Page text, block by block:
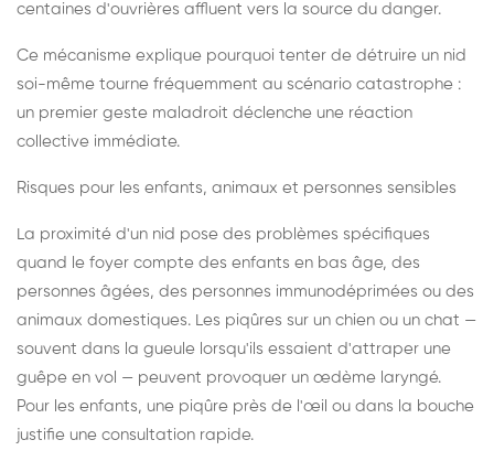
centaines d'ouvrières affluent vers la source du danger.
Ce mécanisme explique pourquoi tenter de détruire un nid
soi-même tourne fréquemment au scénario catastrophe :
un premier geste maladroit déclenche une réaction
collective immédiate.
Risques pour les enfants, animaux et personnes sensibles
La proximité d'un nid pose des problèmes spécifiques
quand le foyer compte des enfants en bas âge, des
personnes âgées, des personnes immunodéprimées ou des
animaux domestiques. Les piqûres sur un chien ou un chat —
souvent dans la gueule lorsqu'ils essaient d'attraper une
guêpe en vol — peuvent provoquer un œdème laryngé.
Pour les enfants, une piqûre près de l'œil ou dans la bouche
justifie une consultation rapide.